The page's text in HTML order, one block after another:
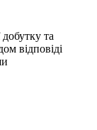
та
відповіді